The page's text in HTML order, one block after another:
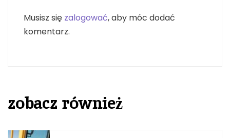
Musisz się zalogować, aby móc dodać
komentarz.
zobacz również